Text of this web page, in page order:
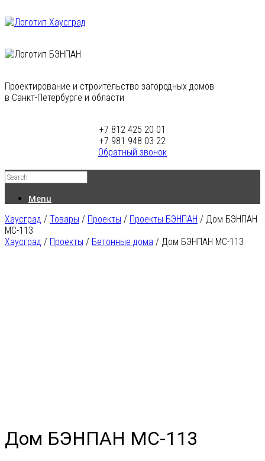
Проектирование и строительство загородных домов
в Санкт-Петербурге и области
+7 812 425 20 01
+7 981 948 03 22
Обратный звонок
Menu
Хаусград / Товары / Проекты / Проекты БЭНПАН / Дом БЭНПАН
МС-113
Хаусград / Проекты / Бетонные дома / Дом БЭНПАН МС-113
Дом БЭНПАН МС-113